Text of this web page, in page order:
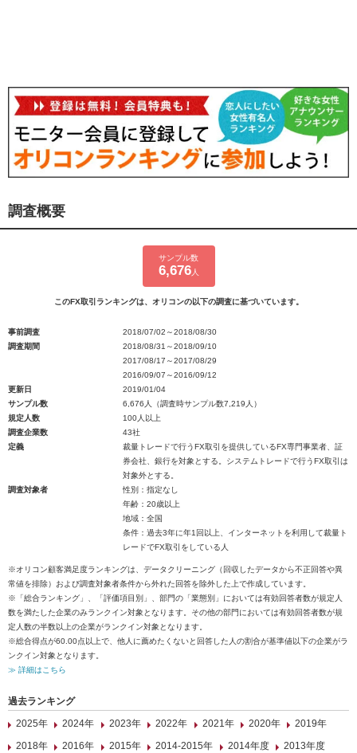
調査概要
サンプル数
6,676人
このFX取引ランキングは、オリコンの以下の調査に基づいています。
事前調査
2018/07/02～2018/08/30
調査期間
2018/08/31～2018/09/10
2017/08/17～2017/08/29
2016/09/07～2016/09/12
更新日
2019/01/04
サンプル数
6,676人（調査時サンプル数7,219人）
規定人数
100人以上
調査企業数
43社
定義
裁量トレードで行うFX取引を提供しているFX専門事業者、証
券会社、銀行を対象とする。システムトレードで行うFX取引は
対象外とする。
調査対象者
性別：指定なし
年齢：20歳以上
地域：全国
条件：過去3年に年1回以上、インターネットを利用して裁量ト
レードでFX取引をしている人
※オリコン顧客満足度ランキングは、データクリーニング（回収したデータから不正回答や異
常値を排除）および調査対象者条件から外れた回答を除外した上で作成しています。
※「総合ランキング」、「評価項目別」、部門の「業態別」においては有効回答者数が規定人
数を満たした企業のみランクイン対象となります。その他の部門においては有効回答者数が規
定人数の半数以上の企業がランクイン対象となります。
※総合得点が60.00点以上で、他人に薦めたくないと回答した人の割合が基準値以下の企業がラ
ンクイン対象となります。
≫ 詳細はこちら
過去ランキング
2025年
2024年 2023年 2022年 2021年 2020年
2019年
2018年
2016年 2015年 2014-2015年 2014年度
2013年度